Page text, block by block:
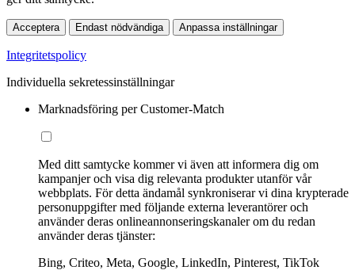
Acceptera Endast nödvändiga Anpassa inställningar
Integritetspolicy
Individuella sekretessinställningar
Marknadsföring per Customer-Match
Med ditt samtycke kommer vi även att informera dig om
kampanjer och visa dig relevanta produkter utanför vår
webbplats. För detta ändamål synkroniserar vi dina krypterade
personuppgifter med följande externa leverantörer och
använder deras onlineannonseringskanaler om du redan
använder deras tjänster:
Bing, Criteo, Meta, Google, LinkedIn, Pinterest, TikTok